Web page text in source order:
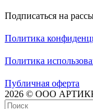
Подписаться на
Политика
Политика
Публичная оферта
2026 © ООО